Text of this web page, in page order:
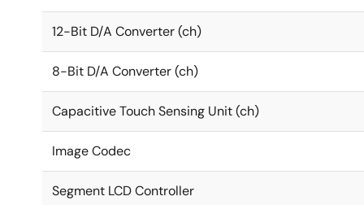
12-Bit D/A Converter (ch)
8-Bit D/A Converter (ch)
Capacitive Touch Sensing Unit (ch)
Image Codec
Segment LCD Controller